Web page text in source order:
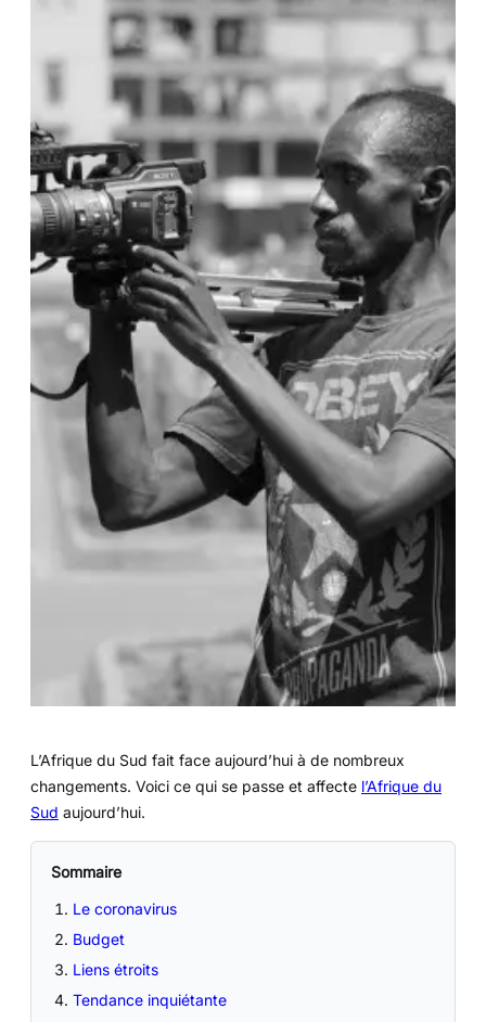
L’Afrique du Sud fait face aujourd’hui à de nombreux
changements. Voici ce qui se passe et affecte l’Afrique du
Sud aujourd’hui.
Sommaire
Le coronavirus
Budget
Liens étroits
Tendance inquiétante